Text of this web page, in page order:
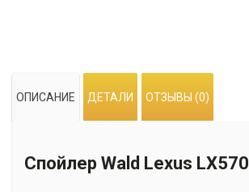
ОПИСАНИЕ ДЕТАЛИ ОТЗЫВЫ (0)
Спойлер Wald Lexus LX570